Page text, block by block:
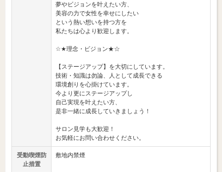
夢やビジョンを叶えたい方、
美容の力で女性を幸せにしたい
という熱い想いを持つ方を
私たちは心より歓迎します。
☆★理念・ビジョン★☆
【ステージアップ】を大切にしています。
技術・知識は勿論、人として成長できる
環境創りを心掛けています。
今より更にステージアップし
自己実現を叶えたい方、
是非一緒に成長していきましょう！
サロン見学も大歓迎！
お気軽にお問い合わせください。
受動喫煙防
止措置
敷地内禁煙